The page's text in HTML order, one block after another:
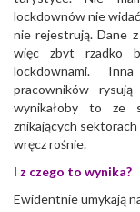
lockdownów nie
nie rejestrują. Dane
więc zbyt rzadko
lockdownami.
pracowników
wynikałoby to ze
znikających
wręcz rośnie.
I z czego to wynika?
Ewidentnie umykają